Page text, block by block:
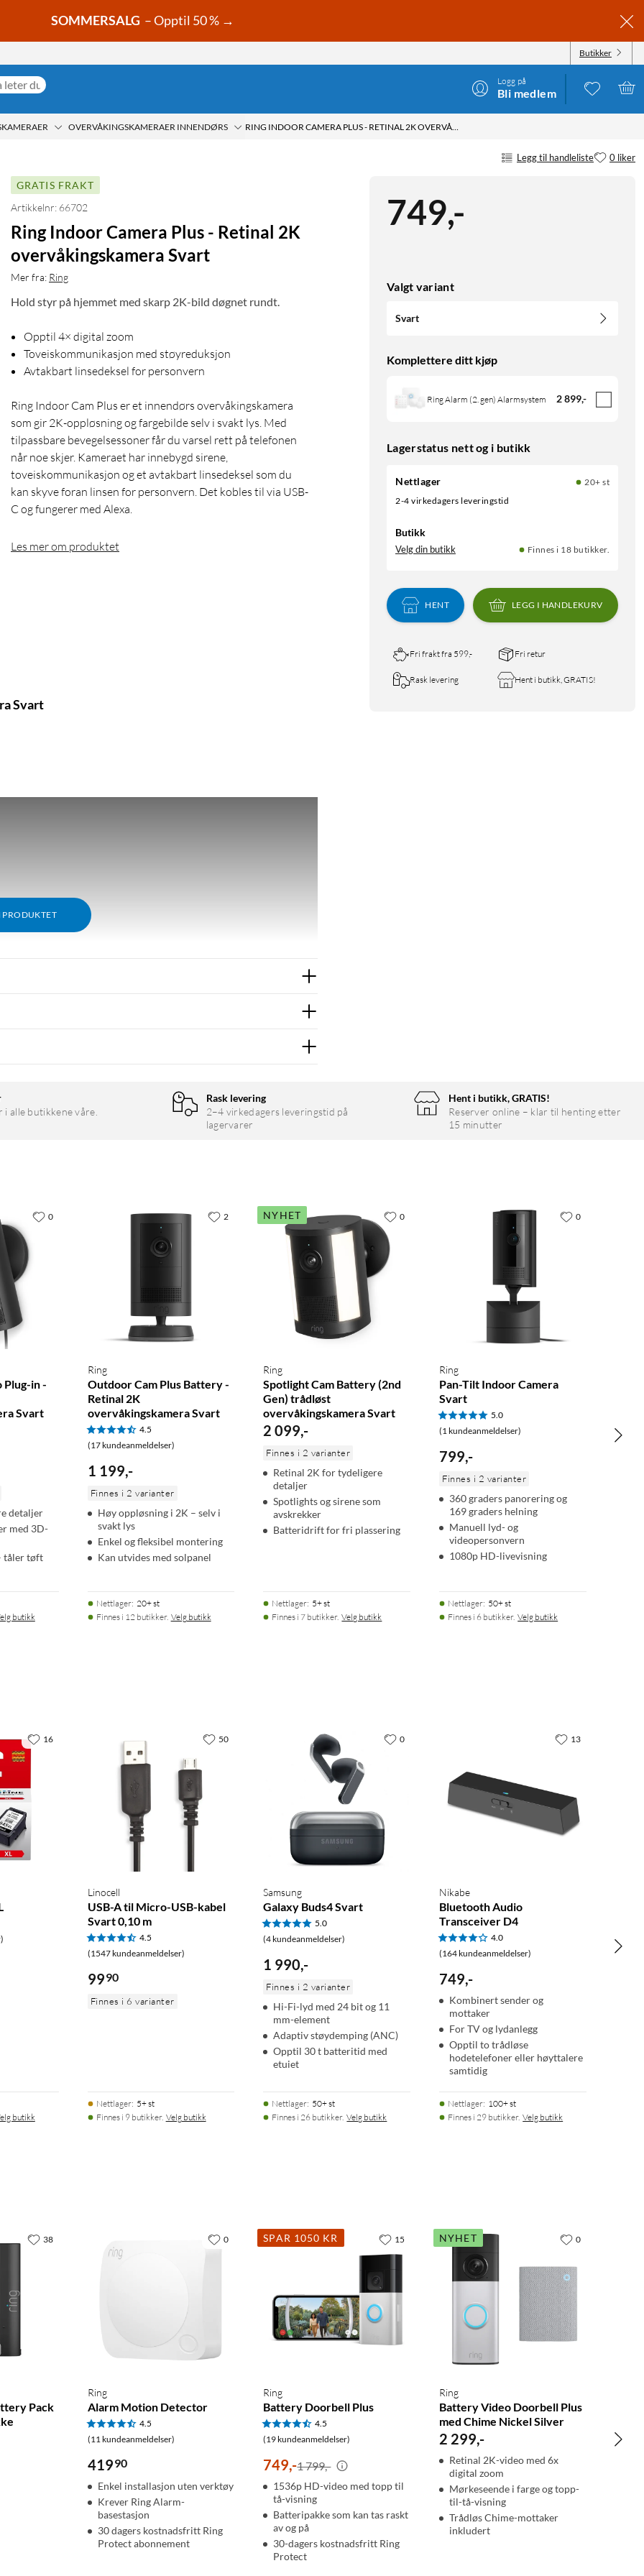
SOMMERSALG – Opptil 50 % →
Butikker
Logg på
Bli medlem
OVERVÅKINGSKAMERAER INNENDØRS RING INDOOR CAMERA PLUS - RETINAL 2K OVERVÅKINGSKAMERA SVART
Legg til handleliste 0 liker
749,-
Valgt variant
Svart
Komplettere ditt kjøp
Ring Alarm (2. gen) Alarmsystem 2 899,-
Lagerstatus nett og i butikk
Nettlager
20+ st
2-4 virkedagers leveringstid
Butikk
Velg din butikk Finnes i 18 butikker.
HENT LEGG I HANDLEKURV
Fri frakt fra 599,- Fri retur
Rask levering Hent i butikk, GRATIS!
GRATIS FRAKT
Artikkelnr: 66702
Ring Indoor Camera Plus - Retinal 2K
overvåkingskamera Svart
Mer fra: Ring
Hold styr på hjemmet med skarp 2K-bild døgnet rundt.
Opptil 4× digital zoom
Toveiskommunikasjon med støyreduksjon
Avtakbart linsedeksel for personvern
Ring Indoor Cam Plus er et innendørs overvåkingskamera
som gir 2K-oppløsning og fargebilde selv i svakt lys. Med
tilpassbare bevegelsessoner får du varsel rett på telefonen
når noe skjer. Kameraet har innebygd sirene,
toveiskommunikasjon og et avtakbart linsedeksel som du
kan skyve foran linsen for personvern. Det kobles til via USB-
C og fungerer med Alexa.
Les mer om produktet
Svart
PRODUKTET
inn egne bevegelsessoner og får varsel rett på telefonen
appen. Toveiskommunikasjon med støyreduksjon gjør at
besøkende.
foran linsen for å slå av video – mikrofonen kan slås av separat
strømadapteren, og krever bare en stikkontakt og wifi.
i alle butikkene våre.
Rask levering
2–4 virkedagers leveringstid på
lagervarer
Hent i butikk, GRATIS!
Reserver online – klar til henting etter
15 minutter
Plug-in -
Svart
detaljer
med 3D-
tåler tøft
butikk
0
Ring
Outdoor Cam Plus Battery -
Retinal 2K
overvåkingskamera Svart
4.5
(17 kundeanmeldelser)
1 199,-
Finnes i 2 varianter
Høy oppløsning i 2K – selv i
svakt lys
Enkel og fleksibel montering
Kan utvides med solpanel
Nettlager: 20+ st
Finnes i 12 butikker. Velg butikk
2 NYHET
Ring
Spotlight Cam Battery (2nd
Gen) trådløst
overvåkingskamera Svart
2 099,-
Finnes i 2 varianter
Retinal 2K for tydeligere
detaljer
Spotlights og sirene som
avskrekker
Batteridrift for fri plassering
Nettlager: 5+ st
Finnes i 7 butikker. Velg butikk
0
Ring
Pan-Tilt Indoor Camera
Svart
5.0
(1 kundeanmeldelser)
799,-
Finnes i 2 varianter
360 graders panorering og
169 graders helning
Manuell lyd- og
videopersonvern
1080p HD-livevisning
Nettlager: 50+ st
Finnes i 6 butikker. Velg butikk
0
butikk
16
Linocell
USB-A til Micro-USB-kabel
Svart 0,10 m
4.5
(1547 kundeanmeldelser)
9990
Finnes i 6 varianter
Nettlager: 5+ st
Finnes i 9 butikker. Velg butikk
50
Samsung
Galaxy Buds4 Svart
5.0
(4 kundeanmeldelser)
1 990,-
Finnes i 2 varianter
Hi-Fi-lyd med 24 bit og 11
mm-element
Adaptiv støydemping (ANC)
Opptil 30 t batteritid med
etuiet
Nettlager: 50+ st
Finnes i 26 butikker. Velg butikk
0
Nikabe
Bluetooth Audio
Transceiver D4
4.0
(164 kundeanmeldelser)
749,-
Kombinert sender og
mottaker
For TV og lydanlegg
Opptil to trådløse
hodetelefoner eller høyttalere
samtidig
Nettlager: 100+ st
Finnes i 29 butikker. Velg butikk
13
Pack
38
Ring
Alarm Motion Detector
4.5
(11 kundeanmeldelser)
41990
Enkel installasjon uten verktøy
Krever Ring Alarm-
basestasjon
30 dagers kostnadsfritt Ring
Protect abonnement
0 SPAR 1050 KR
Ring
Battery Doorbell Plus
4.5
(19 kundeanmeldelser)
749,-1 799,-
1536p HD-video med topp til
tå-visning
Batteripakke som kan tas raskt
av og på
30-dagers kostnadsfritt Ring
Protect
15 NYHET
Ring
Battery Video Doorbell Plus
med Chime Nickel Silver
2 299,-
Retinal 2K-video med 6x
digital zoom
Mørkeseende i farge og topp-
til-tå-visning
Trådløs Chime-mottaker
inkludert
0